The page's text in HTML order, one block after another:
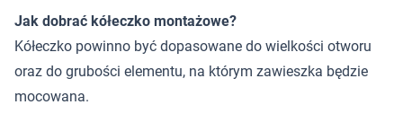
Jak dobrać kółeczko montażowe?
Kółeczko powinno być dopasowane do wielkości otworu
oraz do grubości elementu, na którym zawieszka będzie
mocowana.